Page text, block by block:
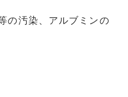
の汚染、アルブミンの